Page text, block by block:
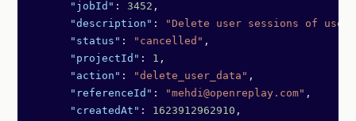
      "jobId"
: 3452 ,
      "description"
:
"Delete user sessions of userId
      "status"
: "cancelled" ,
      "projectId"
: 1 ,
      "action"
: "delete_user_data" ,
      "referenceId"
: "mehdi@openreplay.com" ,
      "createdAt"
: 1623912962910 ,